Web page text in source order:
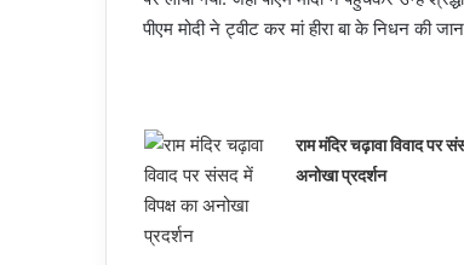
पीएम मोदी ने ट्वीट कर मां हीरा बा के निधन की
राम मंदिर चढ़ावा विवाद पर
अनोखा प्रदर्शन